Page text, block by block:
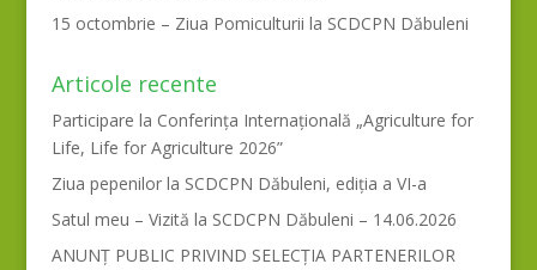
15 octombrie – Ziua Pomiculturii la SCDCPN Dăbuleni
Articole recente
Participare la Conferința Internațională „Agriculture for
Life, Life for Agriculture 2026”
Ziua pepenilor la SCDCPN Dăbuleni, ediția a VI-a
Satul meu – Vizită la SCDCPN Dăbuleni – 14.06.2026
ANUNȚ PUBLIC PRIVIND SELECȚIA PARTENERILOR